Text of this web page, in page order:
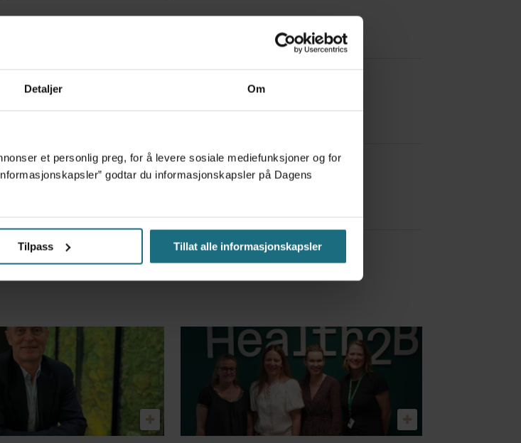
Detaljer Om
et personlig preg, for å levere sosiale mediefunksjoner og for
godtar du informasjonskapsler på Dagens
Tilpass Tillat alle informasjonskapsler
før hadde drukket 25 vodka Red Bull
sannsynligvis ikke noen ting